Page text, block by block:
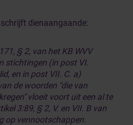
dienaangaande:
§ 2, van het KB WVV
stichtingen (in post VI.
en in post VII. C. a)
de woorden "die van
vloeit voort uit een al te
3:89, § 2, V. en VII. B van
op vennootschappen.